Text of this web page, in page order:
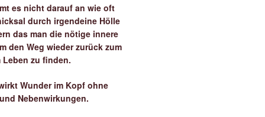
es nicht darauf an wie oft
durch irgendeine Hölle
das man die nötige innere
den Weg wieder zurück zum
zu finden.
Wunder im Kopf ohne
Nebenwirkungen.